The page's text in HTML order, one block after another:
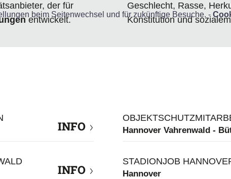
beim Seitenwechsel und für zukünftige Besuche. -
der für
entwickelt.
Geschlecht, Rasse,
Konstitution und
INFO Hannover Vahrenwald -
INFO
STADIONJOB
Hannover